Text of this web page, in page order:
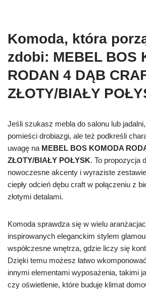
Komoda, która
zdobi: MEBEL BOS
RODAN 4 DĄB
ZŁOTY/BIAŁY
Jeśli szukasz mebla do salonu lub
pomieści drobiazgi, ale też podkreśli
uwagę na MEBEL BOS KOMODA
ZŁOTY/BIAŁY POŁYSK. To propozycja
nowoczesne akcenty i wyraziste
ciepły odcień dębu craft w połączeniu z
złotymi detalami.
Komoda sprawdza się w wielu
inspirowanych eleganckim stylem
współczesne wnętrza, gdzie liczy się
Dzięki temu możesz łatwo
innymi elementami wyposażenia, takimi
czy oświetlenie, które buduje klimat